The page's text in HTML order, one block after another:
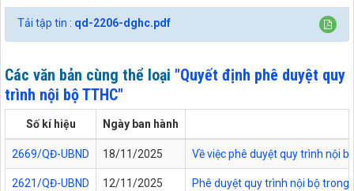
Tải tập tin : qd-2206-dghc.pdf
Các văn bản cùng thể loại "Quyết định phê duyệt quy
trình nội bộ TTHC"
Số kí hiệu Ngày ban hành
2669/QĐ-UBND 18/11/2025 Về việc phê duyệt quy trình nội
2621/QĐ-UBND 12/11/2025 Phê duyệt quy trình nội bộ